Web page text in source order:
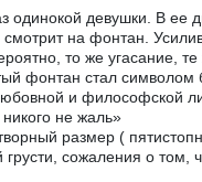
одинокой девушки. В ее
на фонтан.
то же угасание,
фонтан стал символом
и философской
не жаль»
размер (
сожаления о том,